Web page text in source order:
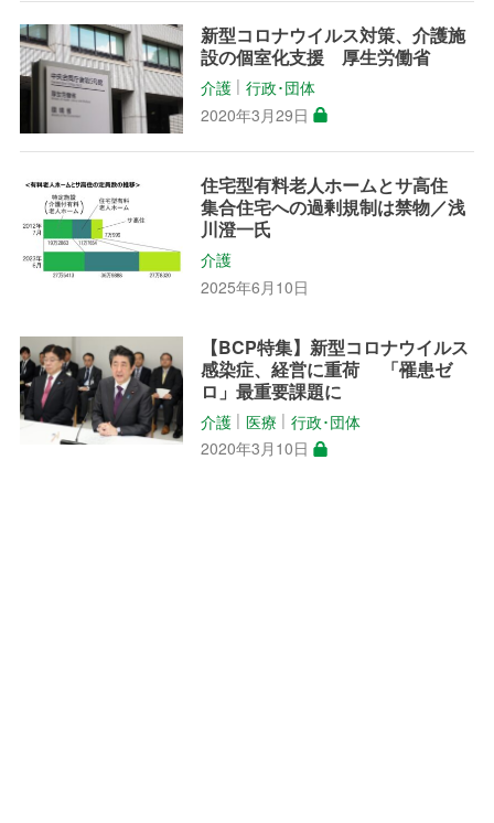
新型コロナウイルス対策、介護施
設の個室化支援 厚生労働省
介護 │行政･団体
2020年3月29日
住宅型有料老人ホームとサ高住
集合住宅への過剰規制は禁物／浅
川澄一氏
介護
2025年6月10日
【BCP特集】新型コロナウイルス
感染症、経営に重荷 「罹患ゼ
ロ」最重要課題に
介護 │医療 │行政･団体
2020年3月10日